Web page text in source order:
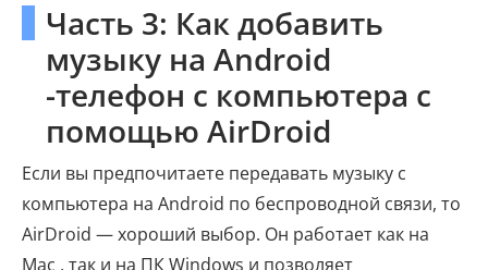
Часть 3: Как добавить
музыку на Android
-телефон с компьютера с
помощью AirDroid
Если вы предпочитаете передавать музыку с
компьютера на Android по беспроводной связи, то
AirDroid — хороший выбор. Он работает как на
Mac , так и на ПК Windows и позволяет